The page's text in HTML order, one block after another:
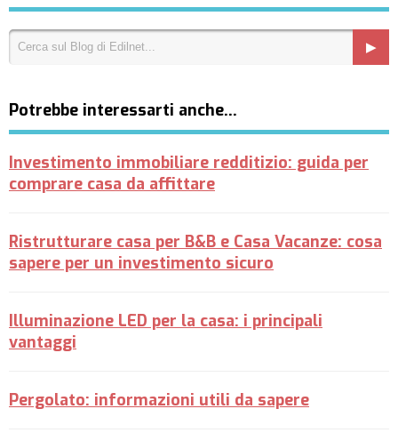
Potrebbe interessarti anche…
Investimento immobiliare redditizio: guida per
comprare casa da affittare
Ristrutturare casa per B&B e Casa Vacanze: cosa
sapere per un investimento sicuro
Illuminazione LED per la casa: i principali
vantaggi
Pergolato: informazioni utili da sapere